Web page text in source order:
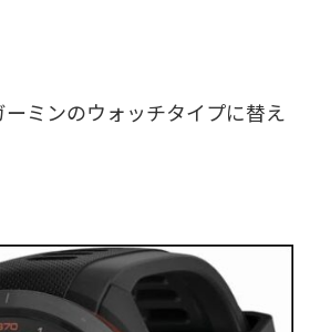
ーミンのウォッチタイプに替え